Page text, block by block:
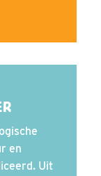
en
Uit